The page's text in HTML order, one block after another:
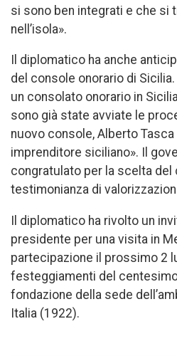
si sono ben integrati e che si
nell’isola».
Il diplomatico ha anche
del console onorario di
un consolato onorario in
sono già state avviate le
nuovo console, Alberto Tasca
imprenditore siciliano». Il
congratulato per la scelta del
testimonianza di
Il diplomatico ha rivolto un
presidente per una visita in
partecipazione il prossimo 2
festeggiamenti del
fondazione della sede
Italia (1922).